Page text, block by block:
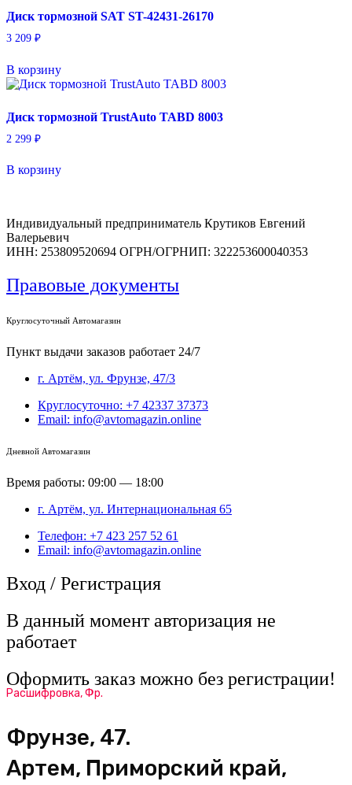
Диск тормозной SAT ST-42431-26170
3 209 ₽
В корзину
Диск тормозной TrustAuto TABD 8003
2 299 ₽
В корзину
Индивидуальный предприниматель Крутиков Евгений
Валерьевич
ИНН: 253809520694 ОГРН/ОГРНИП: 322253600040353
Правовые документы
Круглосуточный Автомагазин
Пункт выдачи заказов работает 24/7
г. Артём, ул. Фрунзе, 47/3
Круглосуточно: +7 42337 37373
Email: info@avtomagazin.online
Дневной Автомагазин
Время работы: 09:00 — 18:00
г. Артём, ул. Интернациональная 65
Телефон: +7 423 257 52 61
Email: info@avtomagazin.online
Вход / Регистрация
В данный момент авторизация не
работает
Оформить заказ можно без регистрации!
Расшифровка, Фр.
Фрунзе, 47.
Артем, Приморский край,